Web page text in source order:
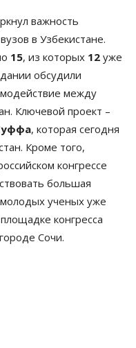
важность
в Узбекистане.
15, из которых 12 уже
обсудили
между
Ключевой проект –
, которая сегодня
Кроме того,
конгрессе
большая
молодых ученых уже
конгресса
Сочи.